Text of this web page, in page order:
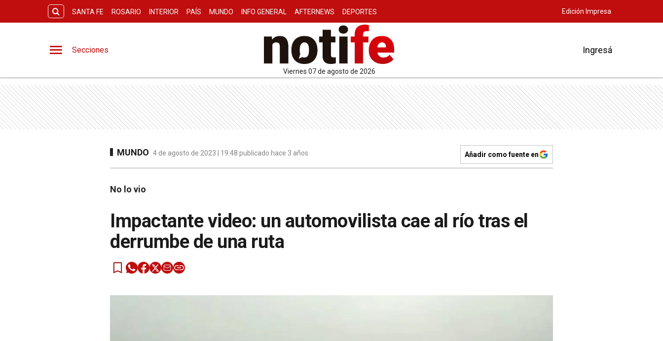
SANTA FE ROSARIO INTERIOR PAÍS MUNDO INFO GENERAL AFTERNEWS DEPORTES Edición Impresa
Secciones
viernes 07 de agosto de 2026
Ingresá
MUNDO 4 de agosto de 2023 | 19:48 publicado hace 3 años Añadir como fuente en
No lo vio
Impactante video: un automovilista cae al río tras el
derrumbe de una ruta